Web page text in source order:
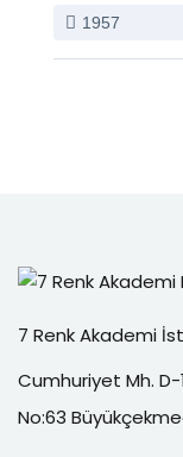
1957
7 Renk Akademi
Cumhuriyet Mh.
No:63